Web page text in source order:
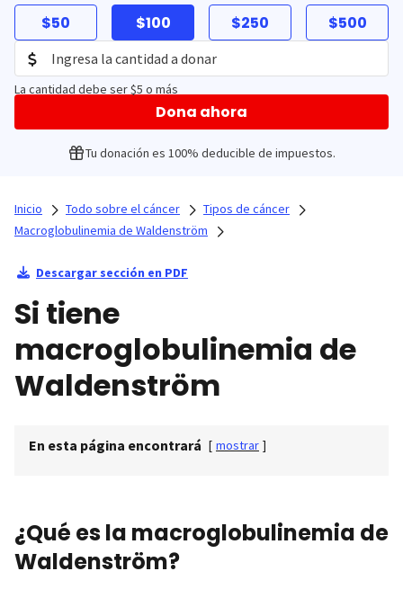
$50 $100 $250 $500
La cantidad debe ser $5 o más
Dona ahora
Tu donación es 100% deducible de impuestos.
Inicio Todo sobre el cáncer
Tipos de cáncer
Macroglobulinemia de Waldenström
Descargar sección en PDF
Si tiene
macroglobulinemia de
Waldenström
En esta página encontrará [ mostrar ]
¿Qué es la macroglobulinemia de
Waldenström?